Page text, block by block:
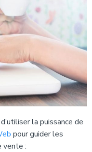
la puissance de
pour guider les
vente :